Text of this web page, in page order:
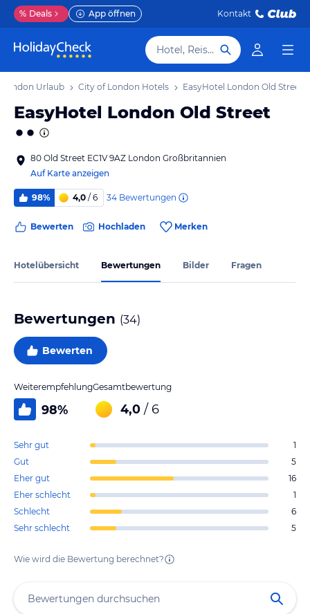
% Deals App öffnen Kontakt
Hotel, Reiseziel
Urlaub City of London Hotels EasyHotel London Old Street
EasyHotel London Old Street
80 Old Street EC1V 9AZ London Großbritannien
Auf Karte anzeigen
98% 4,0 / 6 34 Bewertungen
Bewerten Hochladen Merken
Hotelübersicht Bewertungen Bilder Fragen
Bewertungen (34)
Bewerten
Weiterempfehlung
98%
Gesamtbewertung
4,0 / 6
Sehr gut
1
Gut
5
Eher gut
16
Eher schlecht
1
Schlecht
6
Sehr schlecht
5
Wie wird die Bewertung berechnet?